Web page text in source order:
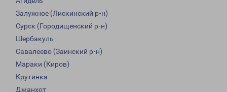
Залужное (Лискинский р-н)
Сурск (Городищенский р-н)
Шербакуль
Савалеево (Заинский р-н)
Мараки (Киров)
Крутинка
Джанхот